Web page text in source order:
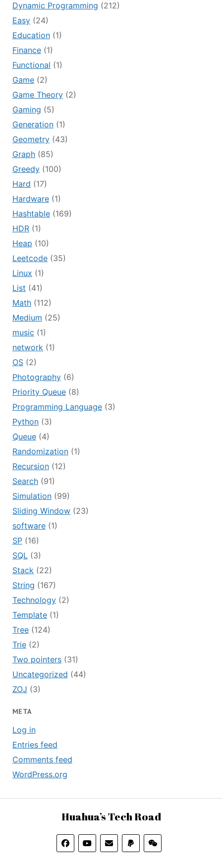
Dynamic Programming (212)
Easy(24)
Education(1)
Finance(1)
Functional (1)
Game(2)
Game Theory(2)
Gaming (5)
Generation(1)
Geometry(43)
Graph(85)
Greedy(100)
Hard (17)
Hardware(1)
Hashtable(169)
HDR(1)
Heap (10)
Leetcode(35)
Linux (1)
List (41)
Math(112)
Medium (25)
music (1)
network(1)
OS(2)
Photography(6)
Priority Queue(8)
Programming Language(3)
Python(3)
Queue(4)
Randomization(1)
Recursion(12)
Search(91)
Simulation(99)
Sliding Window(23)
software(1)
SP(16)
SQL(3)
Stack(22)
String (167)
Technology(2)
Template(1)
Tree(124)
Trie(2)
Two pointers(31)
Uncategorized (44)
ZOJ (3)
META
Log in
Entries feed
Comments feed
WordPress.org
Huahua’s Tech Road